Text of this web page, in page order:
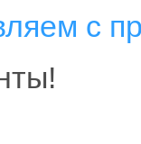
с